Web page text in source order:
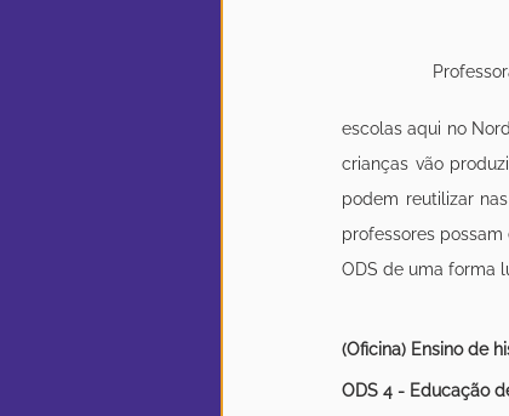
escolas aqui no
crianças vão
podem reutilizar
professores
ODS de uma forma
(Oficina) Ensino de
ODS 4 - Educação